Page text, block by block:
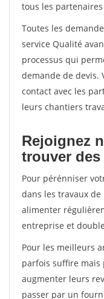
tous les
Toutes les
service Qualité
processus qui
demande de devis.
contact avec les
leurs chantiers
Rejoignez
trouver
Pour pérénniser
dans les travaux
alimenter
entreprise et
Pour les meilleurs
parfois suffire
augmenter leurs
passer par un